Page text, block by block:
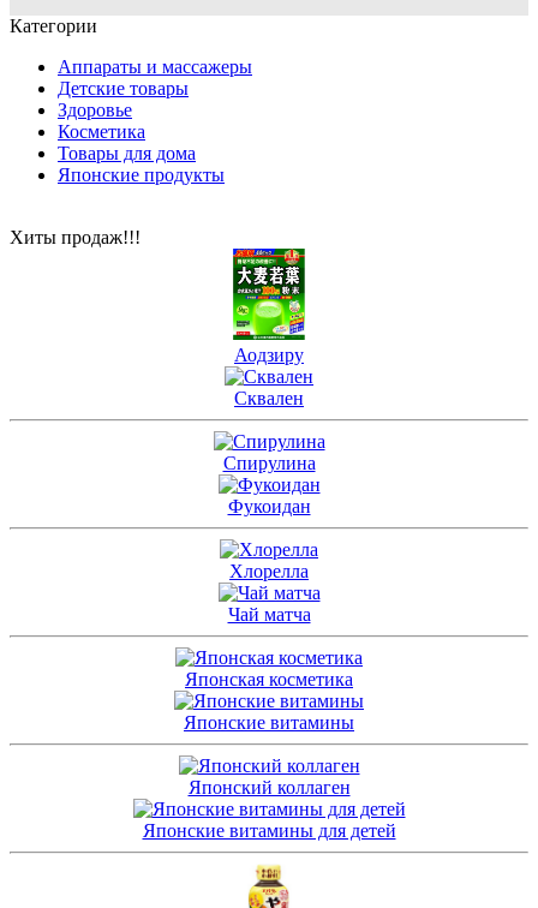
Категории
Аппараты и массажеры
Детские товары
Здоровье
Косметика
Товары для дома
Японские продукты
Хиты продаж!!!
Аодзиру
Сквален
Спирулина
Фукоидан
Хлорелла
Чай матча
Японская косметика
Японские витамины
Японский коллаген
Японские витамины для детей